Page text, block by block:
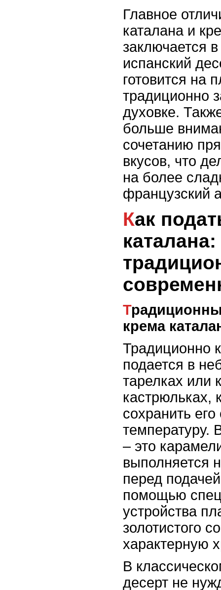
Главное
каталана и
заключается
испанский
готовится на
традиционно
духовке.
больше
сочетанию
вкусов, что
на более
французский
Как подать крем
каталана:
Традиционные способы подачи
крема
Традиционно
подается в
тарелках или
кастрюльках,
сохранить
температуру.
– это
выполняется
перед
помощью
устройства
золотистого
характерную
В
десерт не